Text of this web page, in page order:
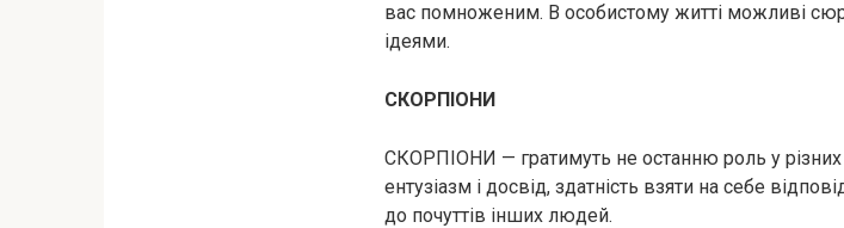
вас помноженим. В особистому житті можливі
ідеями.
СКОРПІОНИ
СКОРПІОНИ — гратимуть не останню роль у
ентузіазм і досвід, здатність взяти на себе
до почуттів інших людей.